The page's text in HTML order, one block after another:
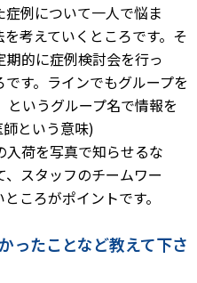
例について一人で悩ま
考えていくところです。そ
的に症例検討会を行っ
す。ラインでもグループを
いうグループ名で情報を
という意味)
荷を写真で知らせるな
スタッフのチームワー
ころがポイントです。
ったことなど教えて下さ